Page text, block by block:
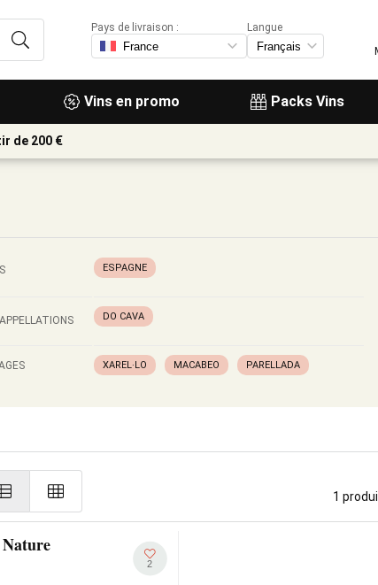
Vins en promo Packs Vins
Pays de livraison :
Langue
de 200 €
ESPAGNE
APPELLATIONS DO CAVA
XAREL·LO MACABEO PARELLADA
1
2